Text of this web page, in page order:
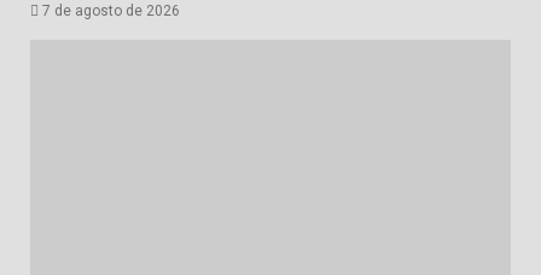
7 de agosto de 2026